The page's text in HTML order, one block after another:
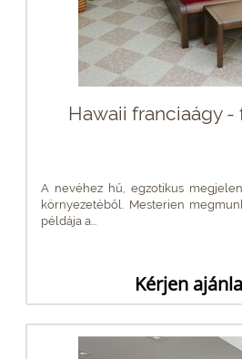
Hawaii franciaágy -
A nevéhez hű, egzotikus
környezetéből. Mesterien
példája a...
Kérjen